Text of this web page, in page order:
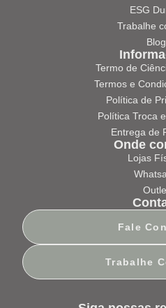
ESG
Trabalhe
Blog
Termo de
Termos e
Política de
Política Troca
Entrega de
Onde
Lojas
Fale
Trabalhe